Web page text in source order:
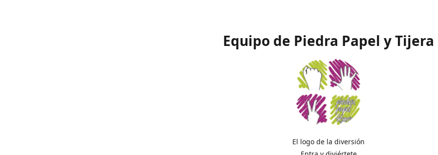
Equipo de Piedra Papel y Tijera
El logo de la diversión